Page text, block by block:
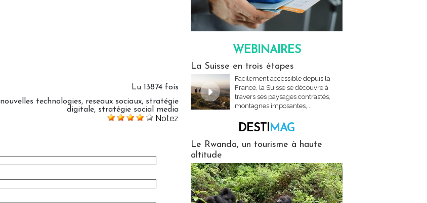
Lu 13874 fois
nouvelles technologies, reseaux sociaux, stratégie
digitale, stratégie social media
Notez
WEBINAIRES
La Suisse en trois étapes
Facilement accessible depuis la
France, la Suisse se découvre à
travers ses paysages contrastés,
montagnes imposantes,...
DESTIMAG
Le Rwanda, un tourisme à haute
altitude